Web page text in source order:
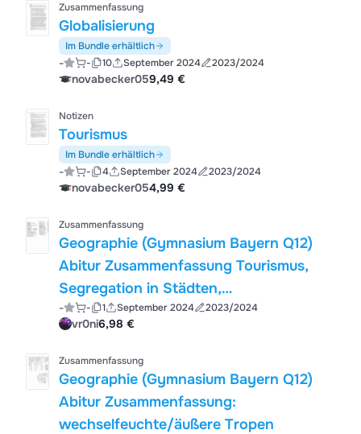
Zusammenfassung
Globalisierung
Im Bundle erhältlich
- - 10 September 2024 2023/2024
novabecker059,49 €
Notizen
Tourismus
Im Bundle erhältlich
- - 4 September 2024 2023/2024
novabecker054,99 €
Zusammenfassung
Geographie (Gymnasium Bayern Q12)
Abitur Zusammenfassung Tourismus,
Segregation in Städten,
Demographischer Wandel
- - 1 September 2024 2023/2024
vr0ni6,98 €
Zusammenfassung
Geographie (Gymnasium Bayern Q12)
Abitur Zusammenfassung:
wechselfeuchte/äußere Tropen